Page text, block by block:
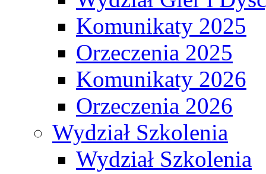
Komunikaty 2025
Orzeczenia 2025
Komunikaty 2026
Orzeczenia 2026
Wydział Szkolenia
Wydział Szkolenia